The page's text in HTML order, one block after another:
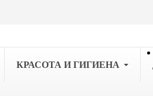
КРАСОТА И ГИГИЕНА